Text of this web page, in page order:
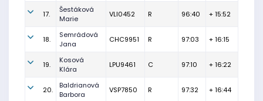
17.
Šestáková
Marie
VLI0452 R 96:40 + 15:52
18.
Semrádová
Jana
CHC9951 R 97:03 + 16:15
19.
Kosová
Klára
LPU9461 C 97:10 + 16:22
20.
Baldrianová
Barbora
VSP7850 R 97:32 + 16:44